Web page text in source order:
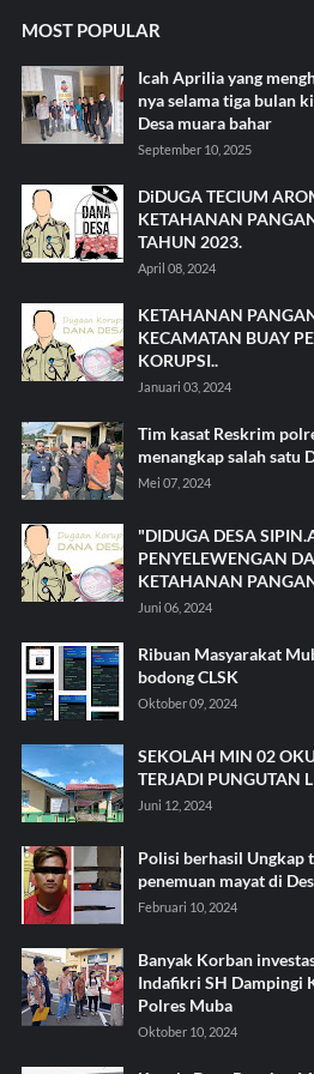
MOST POPULAR
Icah Aprilia yang
nya selama tiga bulan
Desa muara bahar
September 10, 2025
DiDUGA TECIUM
KETAHANAN
TAHUN 2023.
April 08, 2024
KETAHANAN
KECAMATAN BUAY
KORUPSI..
Januari 03, 2024
Tim kasat Reskrim
menangkap salah satu
Mei 07, 2024
"DIDUGA DESA
PENYELEWENGAN
KETAHANAN
Juni 06, 2024
Ribuan Masyarakat
bodong CLSK
Oktober 09, 2024
SEKOLAH MIN 02
TERJADI PUNGUTAN
Juni 12, 2024
Polisi berhasil Ungkap
penemuan mayat di
Februari 10, 2024
Banyak Korban
Indafikri SH Dampingi
Polres Muba
Oktober 10, 2024